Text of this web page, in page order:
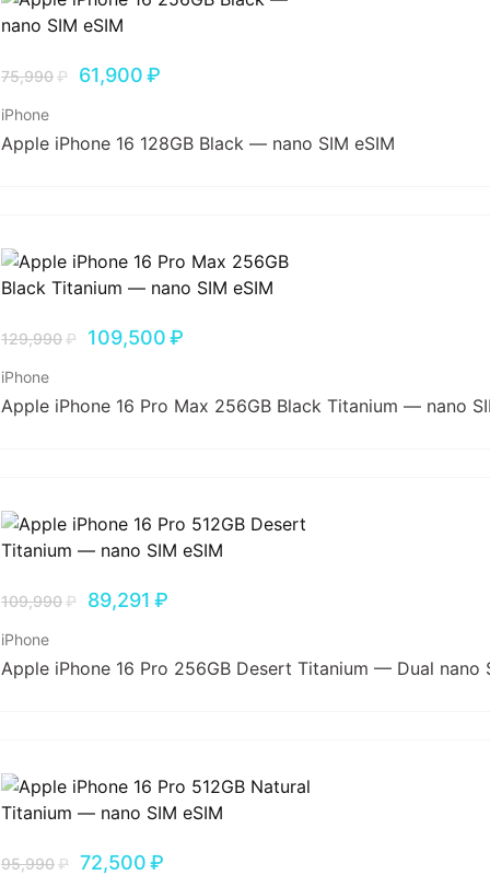
75,990₽ 61,900₽
iPhone
Apple iPhone 16 128GB Black — nano SIM eSIM
129,990₽ 109,500₽
iPhone
Apple iPhone 16 Pro Max 256GB Black Titanium — nano
109,990₽ 89,291 ₽
iPhone
Apple iPhone 16 Pro 256GB Desert Titanium — Dual nano
95,990₽ 72,500₽